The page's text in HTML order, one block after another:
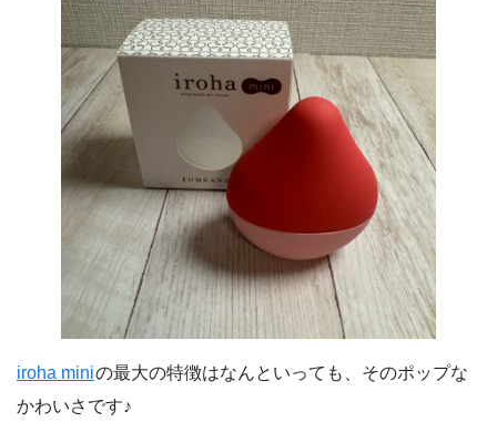
iroha miniの最大の特徴はなんといっても、そのポップな
かわいさです♪